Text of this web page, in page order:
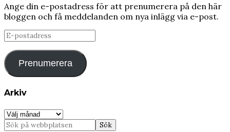
Ange din e-postadress för att prenumerera på den här
bloggen och få meddelanden om nya inlägg via e-post.
E-
postadress
Prenumerera
Arkiv
Arkiv